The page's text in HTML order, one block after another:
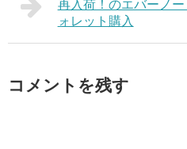
再入荷！のエバーノ
ォレット購入
コメントを残す